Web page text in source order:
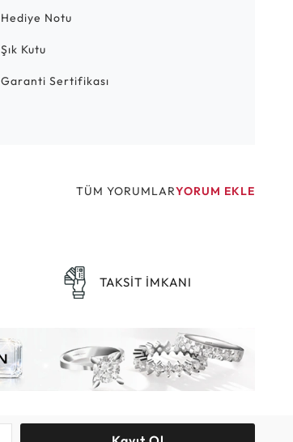
Hediye Notu
Şık Kutu
Garanti Sertifikası
TÜM YORUMLARYORUM EKLE
TAKSİT İMKANI